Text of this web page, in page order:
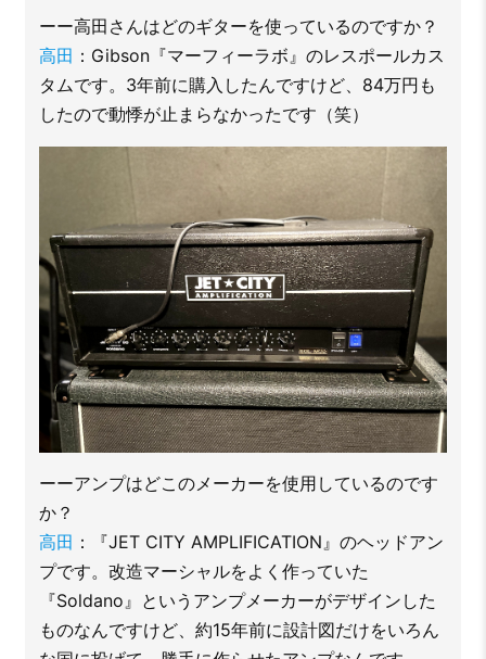
ーー高田さんはどのギターを使っているのですか？
高田 ：Gibson『マーフィーラボ』のレスポールカス
タムです。3年前に購入したんですけど、84万円も
したので動悸が止まらなかったです（笑）
ーーアンプはどこのメーカーを使用しているのです
か？
高田 ：『JET CITY AMPLIFICATION』のヘッドアン
プです。改造マーシャルをよく作っていた
『Soldano』というアンプメーカーがデザインした
ものなんですけど、約15年前に設計図だけをいろん